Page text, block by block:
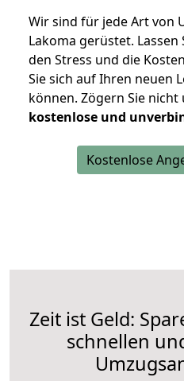
Wir sind für jede Art von
Lakoma gerüstet. Lassen
den Stress und die
Sie sich auf Ihren neuen
können. Zögern Sie nicht
kostenlose und
Kostenlose
Zeit ist Geld:
schnellen